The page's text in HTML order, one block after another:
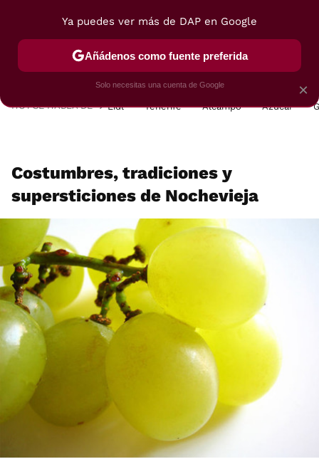
POSTRES VIAJES SELECCIÓN VEGUI
HOY SE HABLA DE Lidl Tenerife Alcampo Azúcar
Costumbres, tradiciones y
supersticiones de Nochevieja
×
Ya puedes ver más de DAP en Google
Añádenos como fuente preferida
Solo necesitas una cuenta de Google